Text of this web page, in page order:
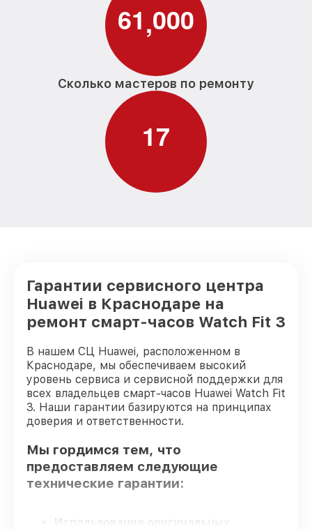
61,000
Сколько мастеров по ремонту
17
Гарантии сервисного центра
Huawei в Краснодаре на
ремонт смарт-часов Watch Fit 3
В нашем СЦ Huawei, расположенном в
Краснодаре, мы обеспечиваем высокий
уровень сервиса и сервисной поддержки для
всех владельцев смарт-часов Huawei Watch Fit
3. Наши гарантии базируются на принципах
доверия и ответственности.
Мы гордимся тем, что
предоставляем следующие
технические гарантии: